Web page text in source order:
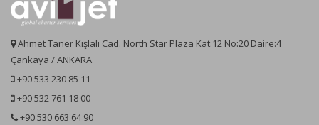
Ahmet Taner Kışlalı Cad. North Star Plaza Kat:12 No:20 Daire:4
Çankaya / ANKARA
+90 533 230 85 11
+90 532 761 18 00
+90 530 663 64 90